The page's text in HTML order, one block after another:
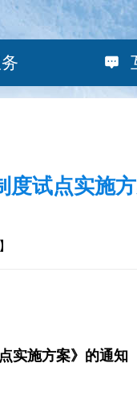
度试点实施
】
实施方案》的通知